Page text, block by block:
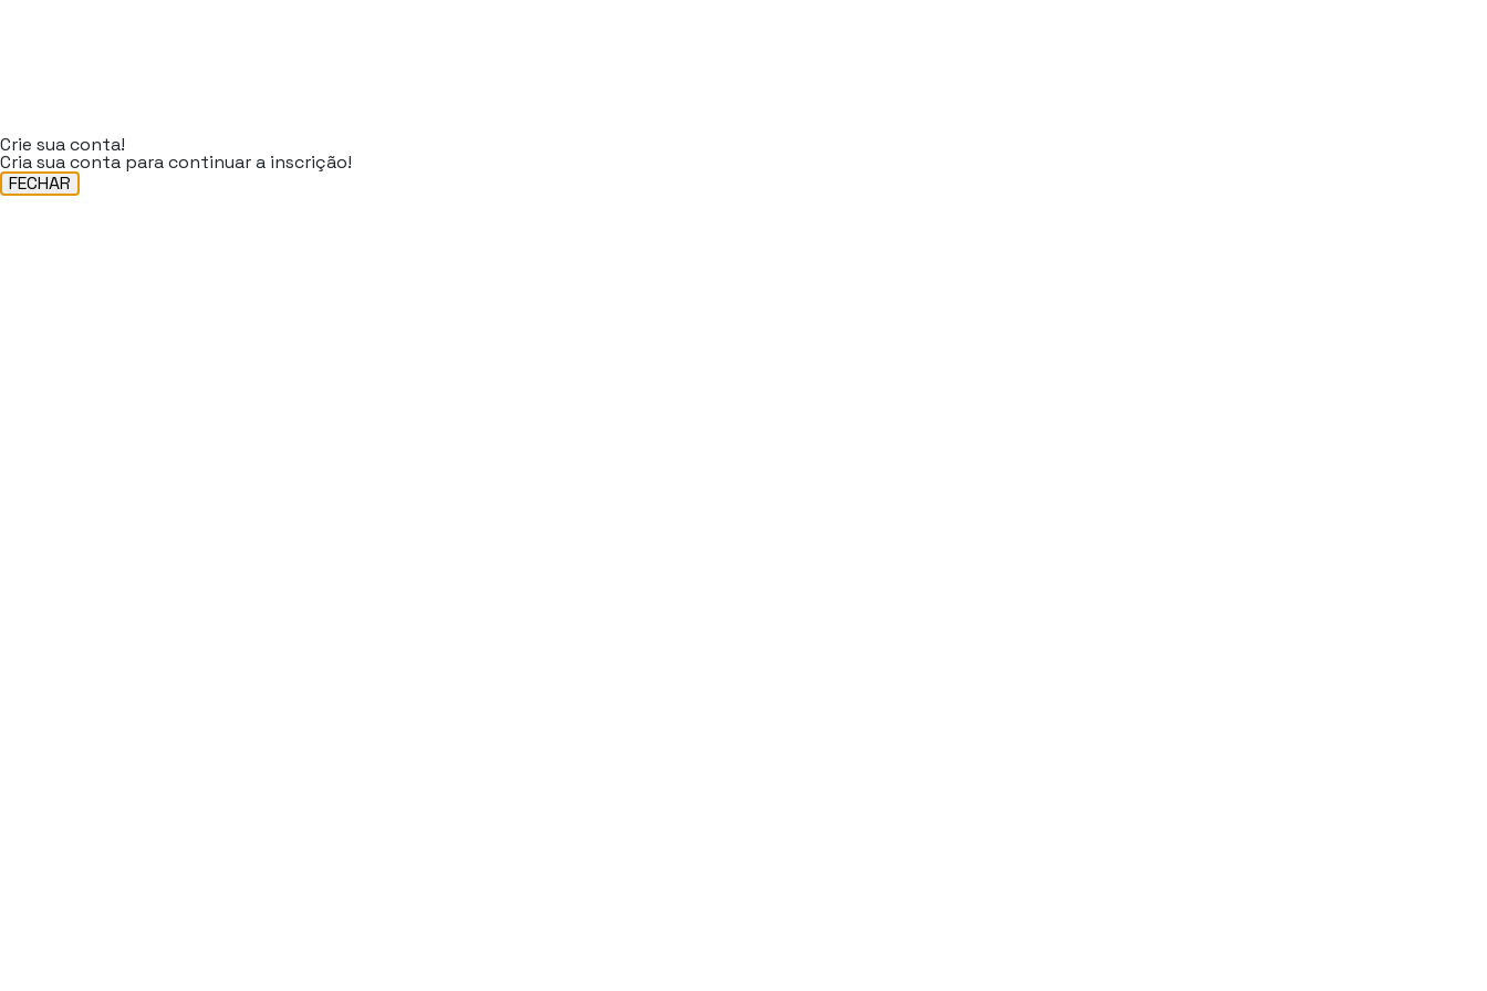
Crie sua conta!
Cria sua conta para continuar a inscrição!
FECHAR